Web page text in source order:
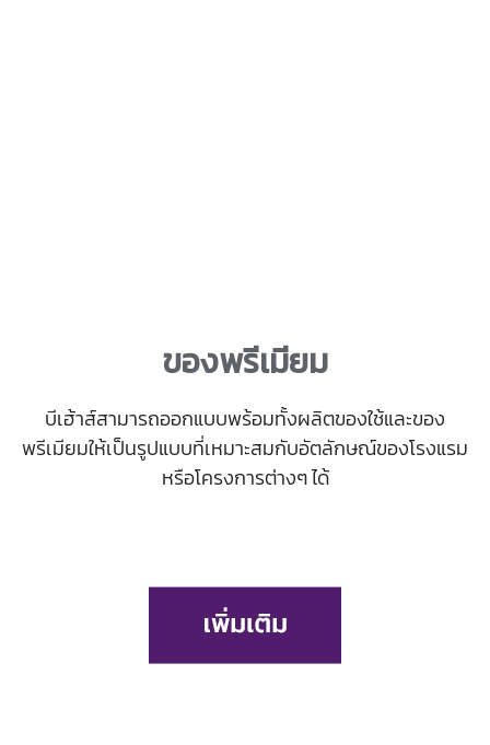
ของพรีเมียม
บีเฮ้าส์สามารถออกแบบพร้อมทั้งผลิตของใช้และของ
พรีเมียมให้เป็นรูปแบบที่เหมาะสมกับอัตลักษณ์ของโรงแรม
หรือโครงการต่างๆ ได้